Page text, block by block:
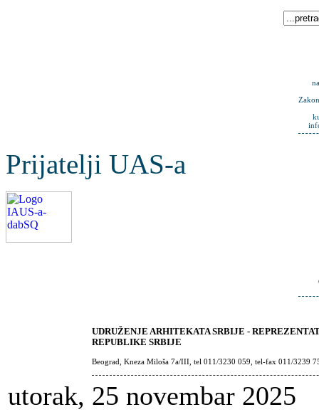
Prijatelji UAS-a
UDRUŽENJE ARHITEKATA SRBIJE -
REPUBLIKE SRBIJE
Beograd, Kneza Miloša 7a/III, tel 011/3230 059, tel-fax 011/3239
utorak, 25 novembar 2025